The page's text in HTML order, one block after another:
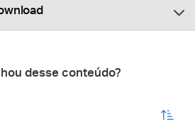
desse conteúdo?
enviar